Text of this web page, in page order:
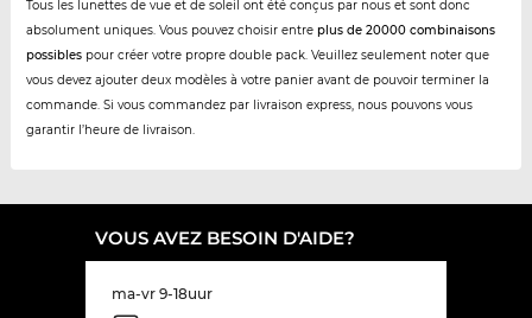
Tous les lunettes de vue et de soleil ont été conçus par nous et sont donc
absolument uniques. Vous pouvez choisir entre plus de 20000 combinaisons
possiblespour créer votre propre double pack. Veuillez seulement noter que
vous devez ajouter deux modèles à votre panier avant de pouvoir terminer la
commande. Si vous commandez par livraison express, nous pouvons vous
garantir l’heure de livraison.
VOUS AVEZ BESOIN D'AIDE?
ma-vr 9-18uur